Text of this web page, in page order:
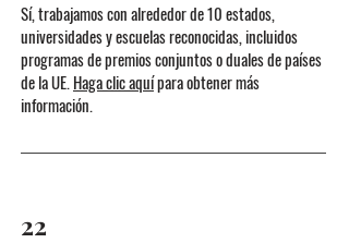
Sí, trabajamos con alrededor de 10 estados,
universidades y escuelas reconocidas, incluidos
programas de premios conjuntos o duales de países
de la UE. Haga clic aquípara obtener más
información.
22